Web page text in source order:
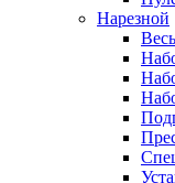
Нарезной